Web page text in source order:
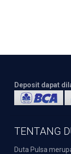
Deposit dapat
TENTANG
Duta Pulsa